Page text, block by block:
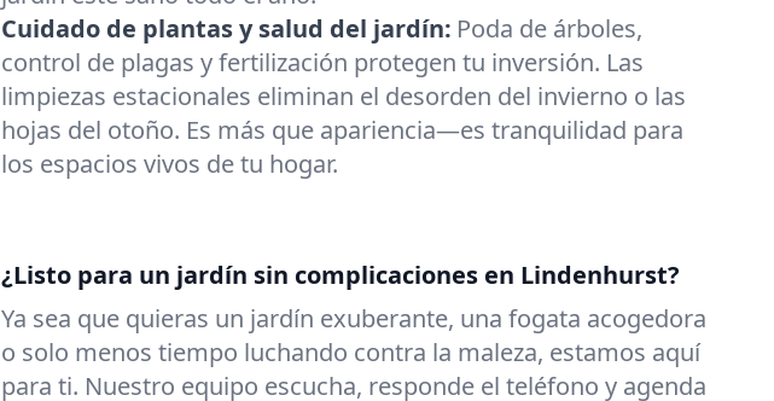
Cuidado de plantas y salud del jardín: Poda de árboles,
control de plagas y fertilización protegen tu inversión. Las
limpiezas estacionales eliminan el desorden del invierno o las
hojas del otoño. Es más que apariencia—es tranquilidad para
los espacios vivos de tu hogar.
¿Listo para un jardín sin complicaciones en Lindenhurst?
Ya sea que quieras un jardín exuberante, una fogata acogedora
o solo menos tiempo luchando contra la maleza, estamos aquí
para ti. Nuestro equipo escucha, responde el teléfono y agenda